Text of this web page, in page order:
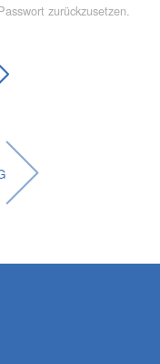
zurückzusetzen.